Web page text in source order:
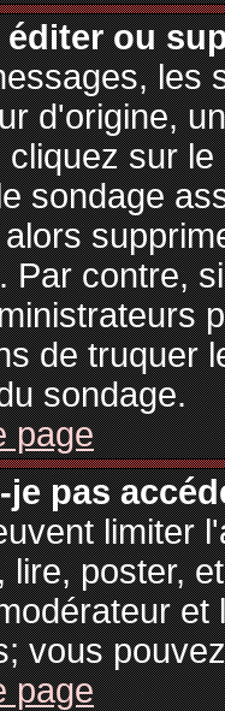
ou
les
d'origine,
sur
sondage
Par contre,
de truquer
sondage.
page
pas
limiter
lire, poster,
vous
page